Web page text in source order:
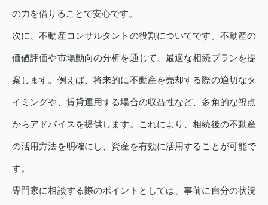
の力を借りることで安心です。
次に、不動産コンサルタントの役割についてです。不動産の
価値評価や市場動向の分析を通じて、最適な相続プランを提
案します。例えば、将来的に不動産を売却する際の適切なタ
イミングや、賃貸運用する場合の収益性など、多角的な視点
からアドバイスを提供します。これにより、相続後の不動産
の活用方法を明確にし、資産を有効に活用することが可能で
す。
専門家に相談する際のポイントとしては、事前に自分の状況